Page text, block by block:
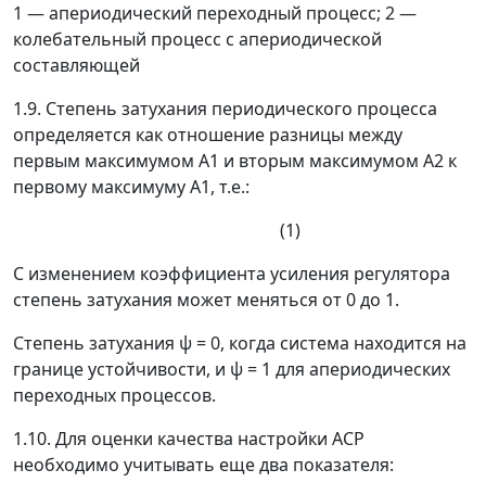
1 —апериодический переходный процесс; 2—
колебательный процесс с апериодической
составляющей
1.9. Степень затухания периодического процесса
определяется как отношение разницы между
первым максимумом А1 и вторым максимумом А2 к
первому максимуму А1, т.е.:
(1)
С изменением коэффициента усиления регулятора
степень затухания может меняться от 0 до 1.
Степень затухания ψ=0, когда система находится на
границе устойчивости, и ψ= 1 для апериодических
переходных процессов.
1.10. Для оценки качества настройки АСР
необходимо учитывать еще два показателя: